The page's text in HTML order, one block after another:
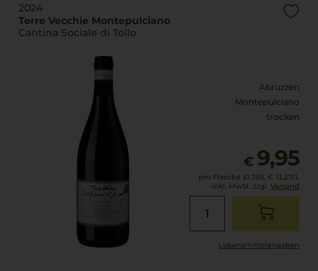
2024
Terre Vecchie Montepulciano
Cantina Sociale di Tollo
Abruzzen
Montepulciano
trocken
€ 9,95
pro Flasche (0.75l), € 13,27/L
inkl. MwSt. zzgl. Versand
Lebensmittel­angaben